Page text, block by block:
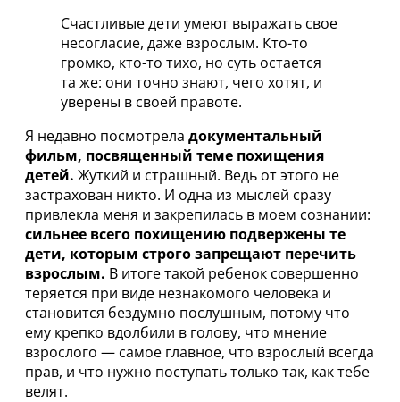
Счастливые дети умеют выражать свое
несогласие, даже взрослым. Кто-то
громко, кто-то тихо, но суть остается
та же: они точно знают, чего хотят, и
уверены в своей правоте.
Я недавно посмотрела документальный
фильм, посвященный теме похищения
детей. Жуткий и страшный. Ведь от этого не
застрахован никто. И одна из мыслей сразу
привлекла меня и закрепилась в моем сознании:
сильнее всего похищению подвержены те
дети, которым строго запрещают перечить
взрослым. В итоге такой ребенок совершенно
теряется при виде незнакомого человека и
становится бездумно послушным, потому что
ему крепко вдолбили в голову, что мнение
взрослого — самое главное, что взрослый всегда
прав, и что нужно поступать только так, как тебе
велят.